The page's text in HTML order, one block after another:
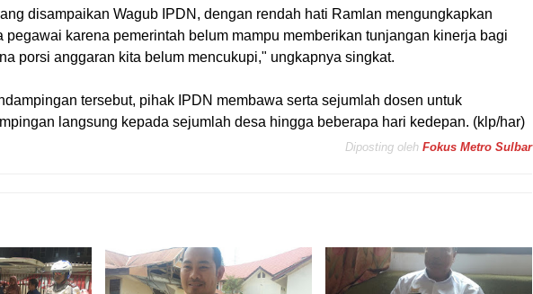
disampaikan Wagub IPDN, dengan rendah hati Ramlan mengungkapkan
pegawai karena pemerintah belum mampu memberikan tunjangan kinerja bagi
porsi anggaran kita belum mencukupi," ungkapnya singkat.
tersebut, pihak IPDN membawa serta sejumlah dosen untuk
langsung kepada sejumlah desa hingga beberapa hari kedepan. (klp/har)
Diposting oleh Fokus Metro Sulbar